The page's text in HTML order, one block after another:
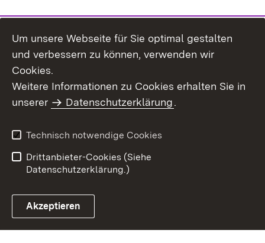
Benutzungshinweise
Erklärung zur
Um unsere Webseite für Sie optimal gestalten
und verbessern zu können, verwenden wir
Cookies.
Weitere Informationen zu Cookies erhalten Sie in
unserer
Datenschutzerklärung.
Technisch notwendige Cookies
Drittanbieter-Cookies (Siehe
Datenschutzerklärung.)
Akzeptieren